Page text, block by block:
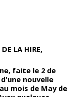
LA HIRE,
faite le 2 de
nouvelle
mois de May de